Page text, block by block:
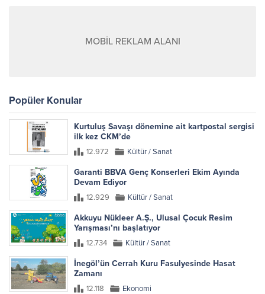
MOBİL REKLAM ALANI
Popüler Konular
Kurtuluş Savaşı dönemine ait kartpostal sergisi
ilk kez CKM’de
12.972 Kültür / Sanat
Garanti BBVA Genç Konserleri Ekim Ayında
Devam Ediyor
12.929 Kültür / Sanat
Akkuyu Nükleer A.Ş., Ulusal Çocuk Resim
Yarışması’nı başlatıyor
12.734 Kültür / Sanat
İnegöl’ün Cerrah Kuru Fasulyesinde Hasat
Zamanı
12.118 Ekonomi